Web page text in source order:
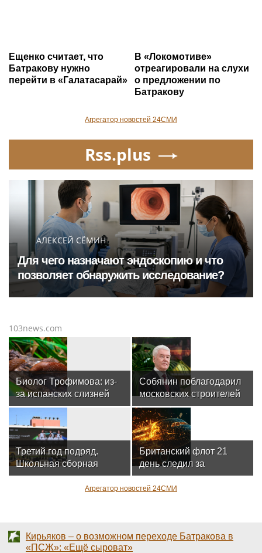
Ещенко считает, что
Батракову нужно
перейти в «Галатасарай»
В «Локомотиве»
отреагировали на слухи
о предложении по
Батракову
Агрегатор новостей 24СМИ
Rss.plus
АЛЕКСЕЙ СЁМИН
Для чего назначают эндоскопию и что
позволяет обнаружить исследование?
103news.com
Биолог Трофимова: из-
за испанских слизней
может развиться
менингит
Собянин поблагодарил
московских строителей
за создание лучшего
города земли
Третий год подряд.
Школьная сборная
России стала
чемпионом олимпиады
Британский флот 21
день следил за
русскими судами в
Атлантике
Агрегатор новостей 24СМИ
Кирьяков – о возможном переходе Батракова в
«ПСЖ»: «Ещё сыроват»